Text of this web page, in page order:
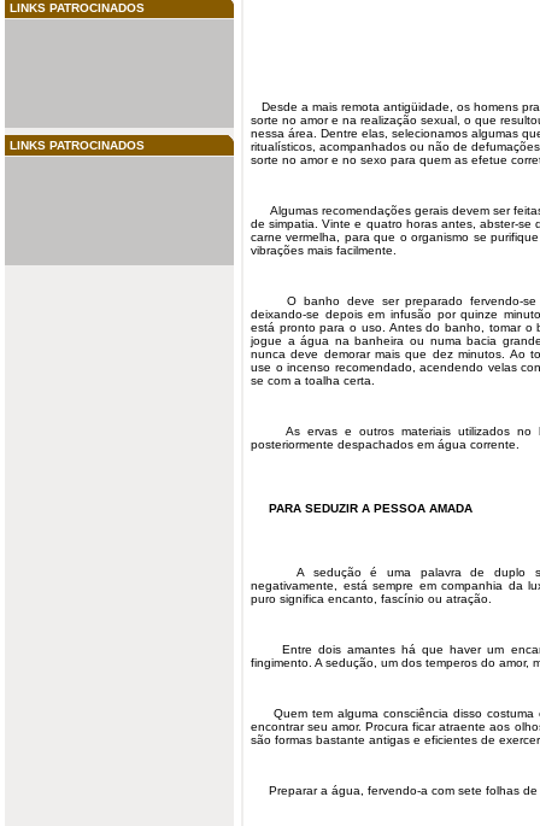
LINKS PATROCINADOS
LINKS PATROCINADOS
Desde a mais remota antigüidade, os homens
sorte no amor e na realização sexual, o que
nessa área. Dentre elas, selecionamos algumas
ritualísticos, acompanhados ou não de
sorte no amor e no sexo para quem as efetue
Algumas recomendações gerais devem ser
de simpatia. Vinte e quatro horas antes, abster-se
carne vermelha, para que o organismo se
vibrações mais facilmente.
O banho deve ser preparado fervendo-se
deixando-se depois em infusão por quinze
está pronto para o uso. Antes do banho, tomar o
jogue a água na banheira ou numa bacia
nunca deve demorar mais que dez minutos. Ao
use o incenso recomendado, acendendo velas
se com a toalha certa.
As ervas e outros materiais utilizados no
posteriormente despachados em água corrente.
PARA SEDUZIR A PESSOA AMADA
A sedução é uma palavra de duplo
negativamente, está sempre em companhia da
puro significa encanto, fascínio ou atração.
Entre dois amantes há que haver um
fingimento. A sedução, um dos temperos do amor,
Quem tem alguma consciência disso costuma
encontrar seu amor. Procura ficar atraente aos
são formas bastante antigas e eficientes de
Preparar a água, fervendo-a com sete folhas de